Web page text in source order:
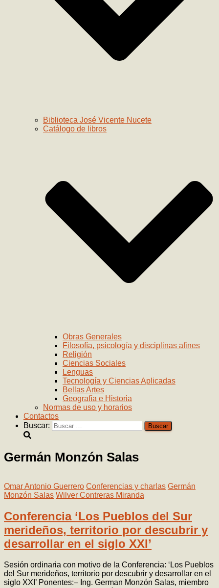
Biblioteca José Vicente Nucete
Catálogo de libros
Obras Generales
Filosofía, psicología y disciplinas afines
Religión
Ciencias Sociales
Lenguas
Tecnología y Ciencias Aplicadas
Bellas Artes
Geografía e Historia
Normas de uso y horarios
Contactos
Buscar:
Germán Monzón Salas
Omar Antonio Guerrero Conferencias y charlas Germán
Monzón Salas Wilver Contreras Miranda
Conferencia ‘Los Pueblos del Sur
merideños, territorio por descubrir y
desarrollar en el siglo XXI’
Sesión ordinaria con motivo de la Conferencia: ‘Los Pueblos
del Sur merideños, territorio por descubrir y desarrollar en el
siglo XXI’ Ponentes:– Ing. German Monzón Salas, miembro